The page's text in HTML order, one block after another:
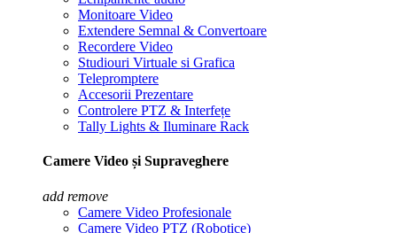
Monitoare Video
Extendere Semnal & Convertoare
Recordere Video
Studiouri Virtuale si Grafica
Telepromptere
Accesorii Prezentare
Controlere PTZ & Interfețe
Tally Lights & Iluminare Rack
Camere Video și Supraveghere
add remove
Camere Video Profesionale
Camere Video PTZ (Robotice)